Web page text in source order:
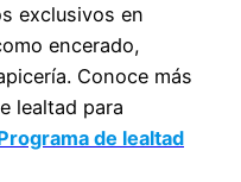
exclusivos en
encerado,
Conoce más
lealtad para
de lealtad